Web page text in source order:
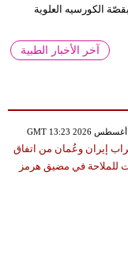
الكورسيه العلوية
آخر الأخبار الطبية
إيران وعُمان من اتفاق
للملاحة في مضيق هرمز